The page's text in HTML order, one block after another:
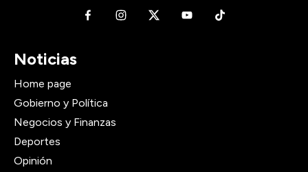
Noticias
Home page
Gobierno y Política
Negocios y Finanzas
Deportes
Opinión